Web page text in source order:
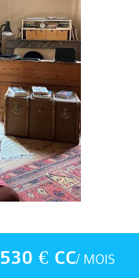
530 € CC/ MOIS